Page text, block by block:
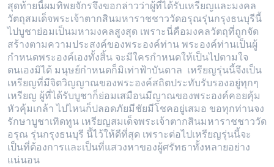
สุดท้ายนี้ผมทิพยจักรจึงขอกล่าวว่าผู้ที่ได้รับเหรียญและมงคล
วัตถุสมเด็จพระเจ้าตากสินมหาราชชาววัดอรุณรุ่นกรุงธนบุรีนี้
ไปบูชาย่อมเป็นมหามงคลสูงสุด เพราะนี่คือมงคลวัตถุที่ถูกจัด
สร้างตามความประสงค์ของพระองค์ท่าน พระองค์ท่านเป็นผู้
กำหนดพระองค์เองทั้งสิ้น จะมีใครกำหนดให้เป็นไปตามใจ
ตนเองมิได้ มนุษย์กำหนดก็มิเท่าฟ้าบันดาล เหรียญรุ่นนี้จึงเป็น
เหรียญที่มีจิตวิญญาณของพระองค์สถิตประทับรับรองอยู่ทุกๆ
เหรียญ ผู้ที่ได้รับบูชาก็ย่อมเสมือนมีญาณของพระองค์คอยคุ้ม
หัวคุ้มเกล้า ไปไหนก็ปลอดภัยมีชัยมีโชคอยู่เสมอ ขอทุกท่านจง
รักษาบูชาเทิดทูน เหรียญสมเด็จพระเจ้าตากสินมหาราชชาววัด
อรุณ รุ่นกรุงธนบุรี นี้ไว้ให้ดีที่สุด เพราะต่อไปเหรียญรุ่นนี้จะ
เป็นที่ต้องการและเป็นที่แสวงหาของผู้ศรัทธาทั้งหลายอย่าง
แน่นอน